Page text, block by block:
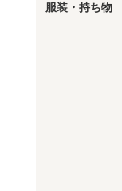
服装・持ち物